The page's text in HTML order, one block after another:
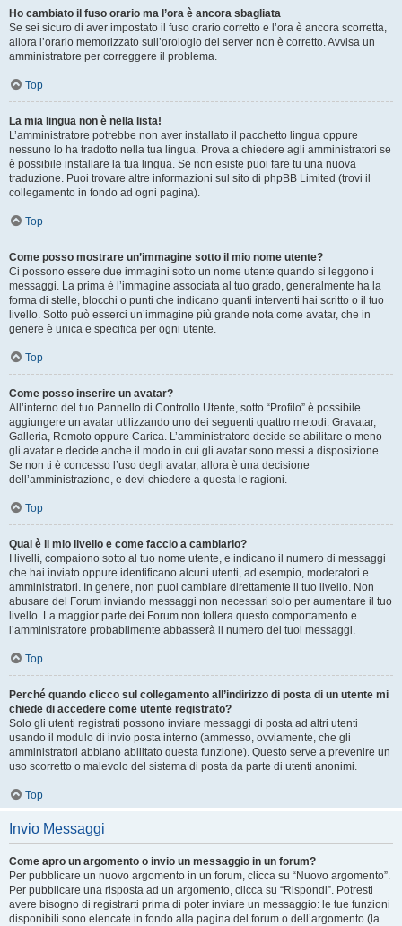
Ho cambiato il fuso orario ma l’ora è ancora sbagliata
Se sei sicuro di aver impostato il fuso orario corretto e l’ora è ancora scorretta,
allora l’orario memorizzato sull’orologio del server non è corretto. Avvisa un
amministratore per correggere il problema.
Top
La mia lingua non è nella lista!
L’amministratore potrebbe non aver installato il pacchetto lingua oppure
nessuno lo ha tradotto nella tua lingua. Prova a chiedere agli amministratori se
è possibile installare la tua lingua. Se non esiste puoi fare tu una nuova
traduzione. Puoi trovare altre informazioni sul sito di phpBB Limited (trovi il
collegamento in fondo ad ogni pagina).
Top
Come posso mostrare un’immagine sotto il mio nome utente?
Ci possono essere due immagini sotto un nome utente quando si leggono i
messaggi. La prima è l’immagine associata al tuo grado, generalmente ha la
forma di stelle, blocchi o punti che indicano quanti interventi hai scritto o il tuo
livello. Sotto può esserci un’immagine più grande nota come avatar, che in
genere è unica e specifica per ogni utente.
Top
Come posso inserire un avatar?
All’interno del tuo Pannello di Controllo Utente, sotto “Profilo” è possibile
aggiungere un avatar utilizzando uno dei seguenti quattro metodi: Gravatar,
Galleria, Remoto oppure Carica. L’amministratore decide se abilitare o meno
gli avatar e decide anche il modo in cui gli avatar sono messi a disposizione.
Se non ti è concesso l’uso degli avatar, allora è una decisione
dell’amministrazione, e devi chiedere a questa le ragioni.
Top
Qual è il mio livello e come faccio a cambiarlo?
I livelli, compaiono sotto al tuo nome utente, e indicano il numero di messaggi
che hai inviato oppure identificano alcuni utenti, ad esempio, moderatori e
amministratori. In genere, non puoi cambiare direttamente il tuo livello. Non
abusare del Forum inviando messaggi non necessari solo per aumentare il tuo
livello. La maggior parte dei Forum non tollera questo comportamento e
l’amministratore probabilmente abbasserà il numero dei tuoi messaggi.
Top
Perché quando clicco sul collegamento all’indirizzo di posta di un utente mi
chiede di accedere come utente registrato?
Solo gli utenti registrati possono inviare messaggi di posta ad altri utenti
usando il modulo di invio posta interno (ammesso, ovviamente, che gli
amministratori abbiano abilitato questa funzione). Questo serve a prevenire un
uso scorretto o malevolo del sistema di posta da parte di utenti anonimi.
Top
Invio Messaggi
Come apro un argomento o invio un messaggio in un forum?
Per pubblicare un nuovo argomento in un forum, clicca su “Nuovo argomento”.
Per pubblicare una risposta ad un argomento, clicca su “Rispondi”. Potresti
avere bisogno di registrarti prima di poter inviare un messaggio: le tue funzioni
disponibili sono elencate in fondo alla pagina del forum o dell’argomento (la